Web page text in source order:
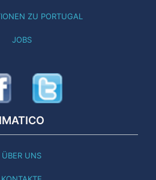
ZU PORTUGAL
JOBS
IMATICO
ÜBER UNS